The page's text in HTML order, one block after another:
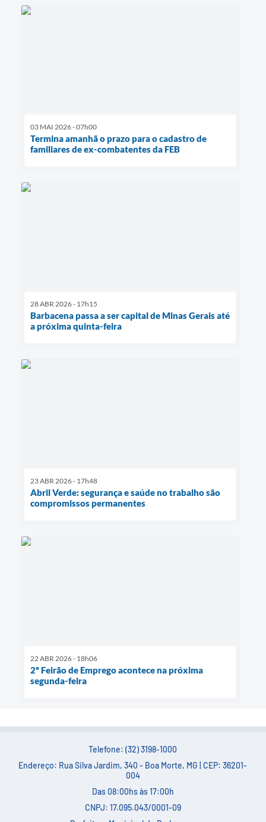
03 MAI 2026 - 07h00
Termina amanhã o prazo para o cadastro de
familiares de ex-combatentes da FEB
28 ABR 2026 - 17h15
Barbacena passa a ser capital de Minas Gerais até
a próxima quinta-feira
23 ABR 2026 - 17h48
Abril Verde: segurança e saúde no trabalho são
compromissos permanentes
22 ABR 2026 - 18h06
2º Feirão de Emprego acontece na próxima
segunda-feira
Telefone: (32) 3198-1000
Endereço: Rua Silva Jardim, 340 - Boa Morte, MG | CEP: 36201-
004
Das 08:00hs às 17:00h
CNPJ: 17.095.043/0001-09